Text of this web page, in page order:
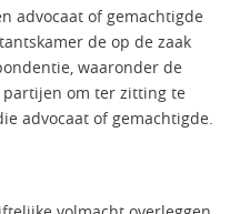
advocaat of gemachtigde
de op de zaak
waaronder de
om ter zitting te
advocaat of gemachtigde.